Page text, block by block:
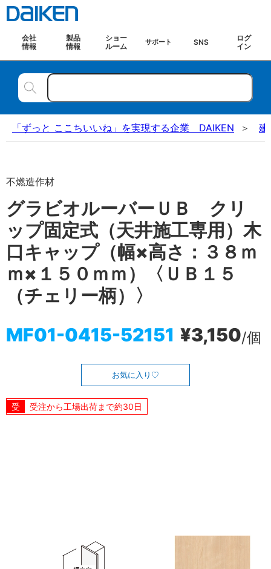
会社
情報
製品
情報
ショー
ルーム
サポート SNS
ログ
イン
「ずっと ここちいいね」を実現する企業 DAIKEN 建
不燃造作材
グラビオルーバーＵＢ クリ
ップ固定式（天井施工専用）木
口キャップ（幅×高さ：３８ｍ
ｍ×１５０ｍｍ）〈ＵＢ１５
（チェリー柄）〉
MF01-0415-52151 ¥3,150/個
お気に入り
受注から工場出荷まで約30日